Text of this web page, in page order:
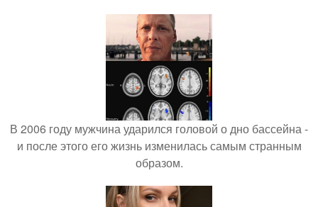
В 2006 году мужчина ударился головой о дно бассейна -
и после этого его жизнь изменилась самым странным
образом.